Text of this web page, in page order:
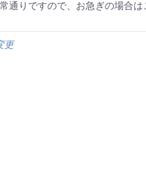
通りですので、お急ぎの場合は
更